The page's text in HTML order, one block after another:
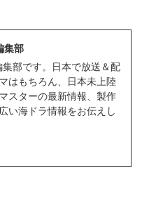
集部
部です。日本で放送＆配
はもちろん、日本未上陸
スターの最新情報、製作
い海ドラ情報をお伝えし